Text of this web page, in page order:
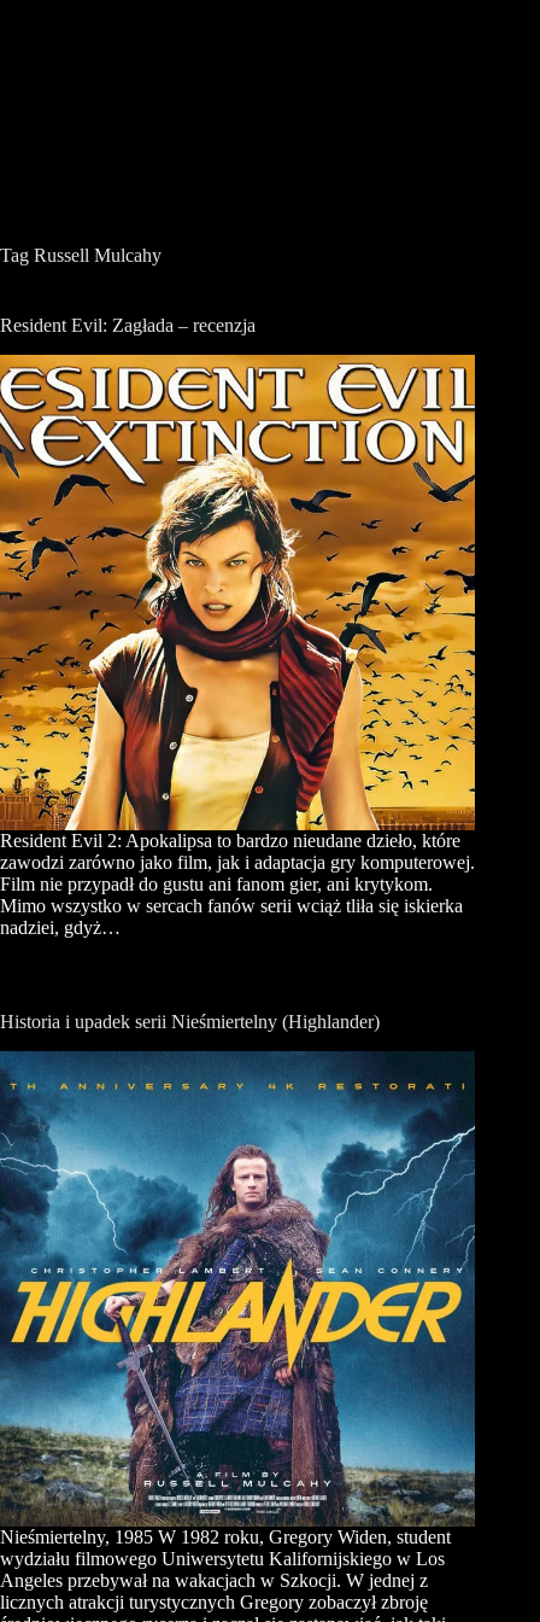
Tag Russell Mulcahy
Resident Evil: Zagłada – recenzja
Resident Evil 2: Apokalipsa to bardzo nieudane dzieło, które
zawodzi zarówno jako film, jak i adaptacja gry komputerowej.
Film nie przypadł do gustu ani fanom gier, ani krytykom.
Mimo wszystko w sercach fanów serii wciąż tliła się iskierka
nadziei, gdyż…
Historia i upadek serii Nieśmiertelny (Highlander)
Nieśmiertelny, 1985 W 1982 roku, Gregory Widen, student
wydziału filmowego Uniwersytetu Kalifornijskiego w Los
Angeles przebywał na wakacjach w Szkocji. W jednej z
licznych atrakcji turystycznych Gregory zobaczył zbroję